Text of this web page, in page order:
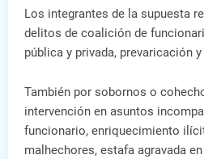
Los integrantes de la supuesta
delitos de coalición de
pública y privada, prevaricación
También por sobornos o
intervención en asuntos
funcionario, enriquecimiento
malhechores, estafa agravada